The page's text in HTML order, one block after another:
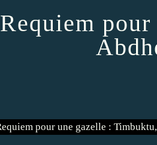
Requiem